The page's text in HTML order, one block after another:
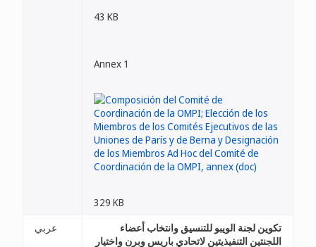
43 KB
Annex 1
329 KB
عربي
تكوين لجنة الويبو للتنسيق وانتخاب أعضاء
اللجنتين التنفيذيتين لاتحادي باريس وبرن واختيار